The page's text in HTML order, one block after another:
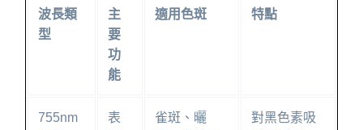
波長類
型
主
要
功
能
適用色斑 特點
755nm
表
雀斑、曬
對黑色素吸